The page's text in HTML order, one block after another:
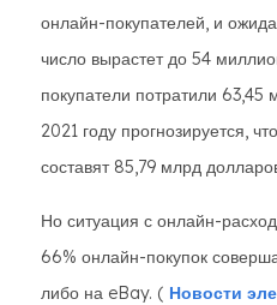
онлайн-покупателей, и
число вырастет до 54
покупатели потратили
2021 году прогнозируется,
составят 85,79 млрд
Но ситуация с онлайн-
66% онлайн-покупок
либо на eBay. ( Новости